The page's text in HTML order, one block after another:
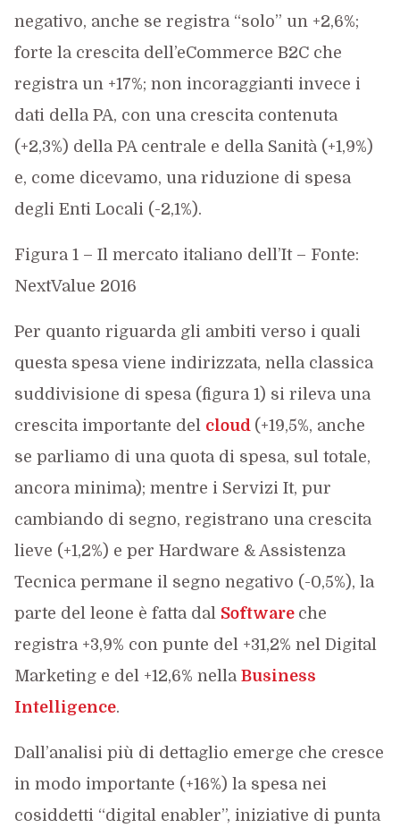
negativo, anche se registra “solo” un +2,6%;
forte la crescita dell’eCommerce B2C che
registra un +17%; non incoraggianti invece i
dati della PA, con una crescita contenuta
(+2,3%) della PA centrale e della Sanità (+1,9%)
e, come dicevamo, una riduzione di spesa
degli Enti Locali (-2,1%).
Figura 1 – Il mercato italiano dell’It – Fonte:
NextValue 2016
Per quanto riguarda gli ambiti verso i quali
questa spesa viene indirizzata, nella classica
suddivisione di spesa (figura 1) si rileva una
crescita importante del cloud (+19,5%, anche
se parliamo di una quota di spesa, sul totale,
ancora minima); mentre i Servizi It, pur
cambiando di segno, registrano una crescita
lieve (+1,2%) e per Hardware & Assistenza
Tecnica permane il segno negativo (-0,5%), la
parte del leone è fatta dal Software che
registra +3,9% con punte del +31,2% nel Digital
Marketing e del +12,6% nella Business
Intelligence.
Dall’analisi più di dettaglio emerge che cresce
in modo importante (+16%) la spesa nei
cosiddetti “digital enabler”, iniziative di punta